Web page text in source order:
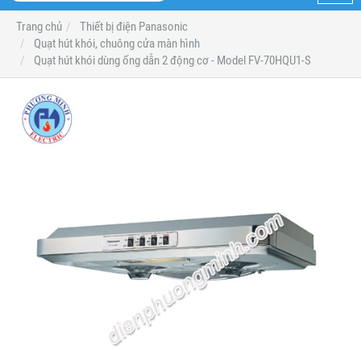
Trang chủ
Thiết bị điện Panasonic
Quạt hút khói, chuông cửa màn hình
Quạt hút khói dùng ống dẫn 2 động cơ - Model FV-70HQU1-S